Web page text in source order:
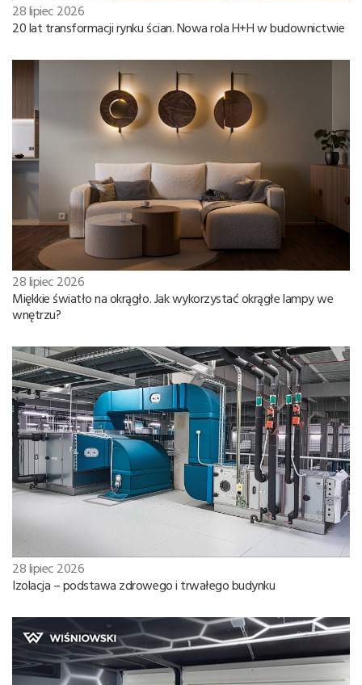
28 lipiec 2026
20 lat transformacji rynku ścian. Nowa rola H+H w budownictwie
28 lipiec 2026
Miękkie światło na okrągło. Jak wykorzystać okrągłe lampy we
wnętrzu?
28 lipiec 2026
Izolacja – podstawa zdrowego i trwałego budynku